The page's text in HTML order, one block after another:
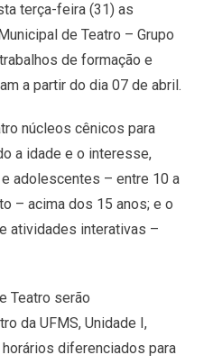
terça-feira (31) as
de Teatro – Grupo
de formação e
a partir do dia 07 de abril.
núcleos cênicos para
a idade e o interesse,
adolescentes – entre 10 a
– acima dos 15 anos; e o
atividades interativas –
Teatro serão
da UFMS, Unidade I,
diferenciados para